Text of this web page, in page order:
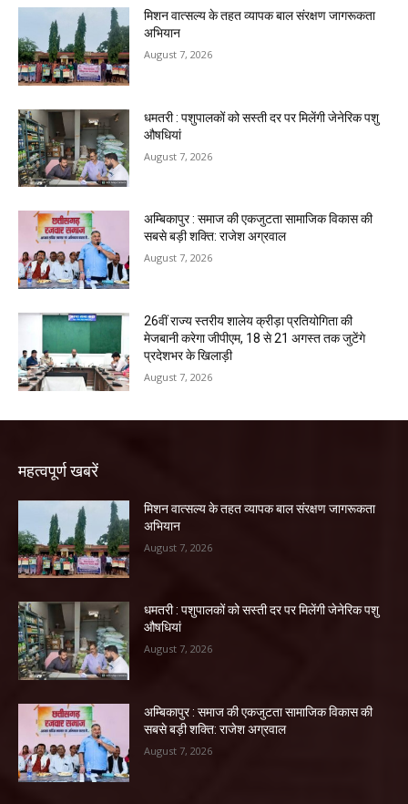
मिशन वात्सल्य के तहत व्यापक बाल संरक्षण जागरूकता
अभियान
August 7, 2026
धमतरी : पशुपालकों को सस्ती दर पर मिलेंगी जेनेरिक पशु
औषधियां
August 7, 2026
अम्बिकापुर : समाज की एकजुटता सामाजिक विकास की
सबसे बड़ी शक्ति: राजेश अग्रवाल
August 7, 2026
26वीं राज्य स्तरीय शालेय क्रीड़ा प्रतियोगिता की
मेजबानी करेगा जीपीएम, 18 से 21 अगस्त तक जुटेंगे
प्रदेशभर के खिलाड़ी
August 7, 2026
महत्वपूर्ण खबरें
मिशन वात्सल्य के तहत व्यापक बाल संरक्षण जागरूकता
अभियान
August 7, 2026
धमतरी : पशुपालकों को सस्ती दर पर मिलेंगी जेनेरिक पशु
औषधियां
August 7, 2026
अम्बिकापुर : समाज की एकजुटता सामाजिक विकास की
सबसे बड़ी शक्ति: राजेश अग्रवाल
August 7, 2026